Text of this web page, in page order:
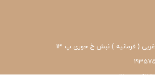
( فرمانیه ) نبش خ حوری پ 13